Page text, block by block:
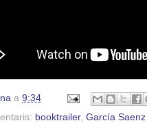
a 9:34
booktrailer, García